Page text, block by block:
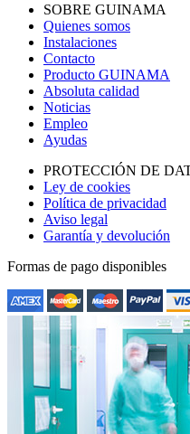
SOBRE GUINAMA
Quienes somos
Instalaciones
Contacto
Producto GUINAMA
Absoluta calidad
Noticias
Empleo
Ayudas
PROTECCIÓN DE
Ley de cookies
Política de privacidad
Aviso legal
Garantía y devolución
Formas de pago disponibles